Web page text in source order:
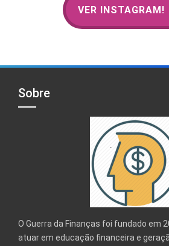
VER INSTAGRAM!
Sobre
O Guerra da Finanças foi fundado em
atuar em educação financeira e